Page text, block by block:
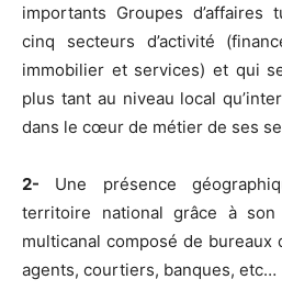
importants Groupes
cinq secteurs d’activité
immobilier et services) et qui
plus tant au niveau local
dans le cœur de métier de ses
2- Une présence
territoire national grâce à
multicanal composé de
agents, courtiers, banques, etc…